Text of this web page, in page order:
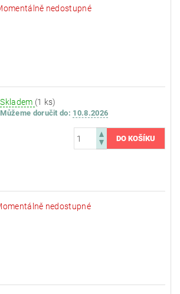
nedostupné
Skladem (1 ks)
Můžeme doručit do: 10.8.2026
nedostupné